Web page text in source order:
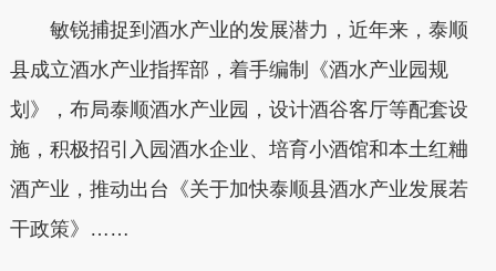
敏锐捕捉到酒水产业的发展潜力，近年来，泰顺
县成立酒水产业指挥部，着手编制《酒水产业园规
划》，布局泰顺酒水产业园，设计酒谷客厅等配套设
施，积极招引入园酒水企业、培育小酒馆和本土红粬
酒产业，推动出台《关于加快泰顺县酒水产业发展若
干政策》……